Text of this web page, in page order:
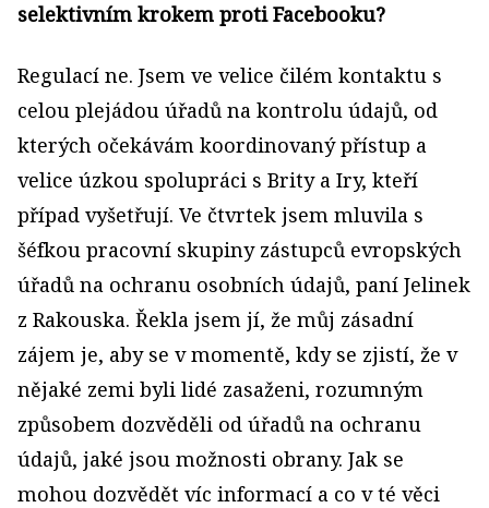
selektivním krokem proti Facebooku?
Regulací ne. Jsem ve velice čilém kontaktu s
celou plejádou úřadů na kontrolu údajů, od
kterých očekávám koordinovaný přístup a
velice úzkou spolupráci s Brity a Iry, kteří
případ vyšetřují. Ve čtvrtek jsem mluvila s
šéfkou pracovní skupiny zástupců evropských
úřadů na ochranu osobních údajů, paní Jelinek
z Rakouska. Řekla jsem jí, že můj zásadní
zájem je, aby se v momentě, kdy se zjistí, že v
nějaké zemi byli lidé zasaženi, rozumným
způsobem dozvěděli od úřadů na ochranu
údajů, jaké jsou možnosti obrany. Jak se
mohou dozvědět víc informací a co v té věci